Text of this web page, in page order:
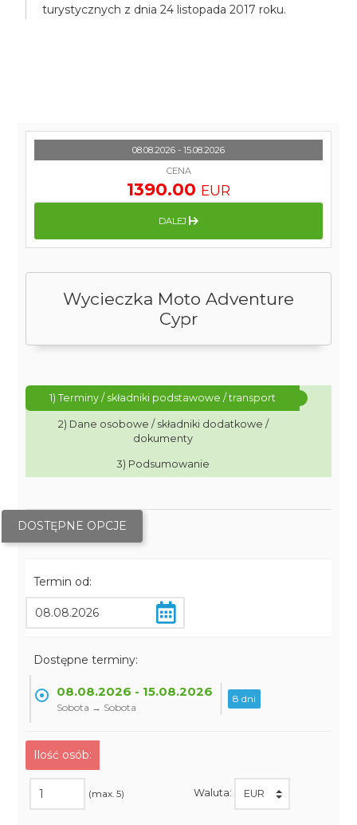
turystycznych z dnia 24 listopada 2017 roku.
Wycieczka Moto Adventure
Cypr
1) Terminy / składniki podstawowe / transport
2) Dane osobowe / składniki dodatkowe /
dokumenty
3) Podsumowanie
DOSTĘPNE OPCJE
Termin od:
Dostępne terminy:
08.08.2026 - 15.08.2026
Sobota → Sobota
8 dni
Ilość osób:
(max. 5) Waluta:
08.08.2026 - 15.08.2026
CENA
1390.00 EUR
DALEJ